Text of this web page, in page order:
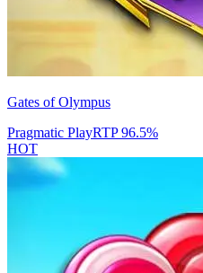
Gates of Olympus
Pragmatic PlayRTP96.5%
HOT